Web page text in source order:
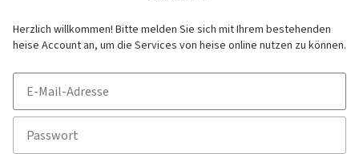
Herzlich willkommen! Bitte melden Sie sich mit Ihrem bestehenden
heise Account an, um die Services von heise online nutzen zu können.